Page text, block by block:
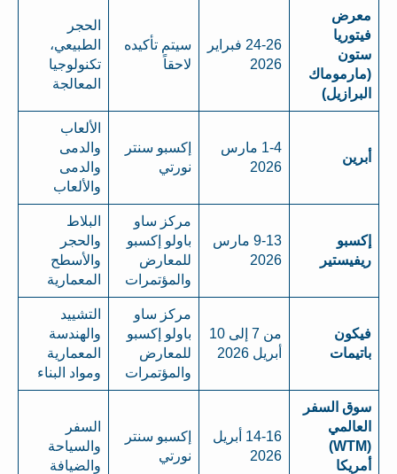
معرض
فيتوريا
ستون
(مارموماك
البرازيل)
24-26 فبراير
2026
سيتم تأكيده
لاحقاً
الحجر
الطبيعي،
تكنولوجيا
المعالجة
أبرين
1-4 مارس
2026
إكسبو سنتر
نورتي
الألعاب
والدمى
والدمى
والألعاب
إكسبو
ريفيستير
9-13 مارس
2026
مركز ساو
باولو إكسبو
للمعارض
والمؤتمرات
البلاط
والحجر
والأسطح
المعمارية
فيكون
باتيمات
من 7 إلى 10
أبريل 2026
مركز ساو
باولو إكسبو
للمعارض
والمؤتمرات
التشييد
والهندسة
المعمارية
ومواد البناء
سوق السفر
العالمي
(WTM)
أمريكا
14-16 أبريل
2026
إكسبو سنتر
نورتي
السفر
والسياحة
والضيافة